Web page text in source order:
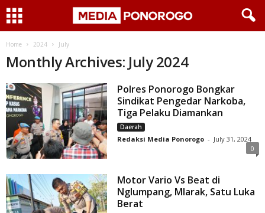
Home 2024 July
Monthly Archives: July 2024
Polres Ponorogo Bongkar
Sindikat Pengedar Narkoba,
Tiga Pelaku Diamankan
Daerah
Redaksi Media Ponorogo - July 31, 2024
0
Motor Vario Vs Beat di
Nglumpang, Mlarak, Satu Luka
Berat